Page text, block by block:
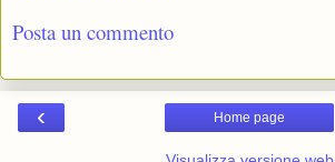
Posta un commento
‹ Home page